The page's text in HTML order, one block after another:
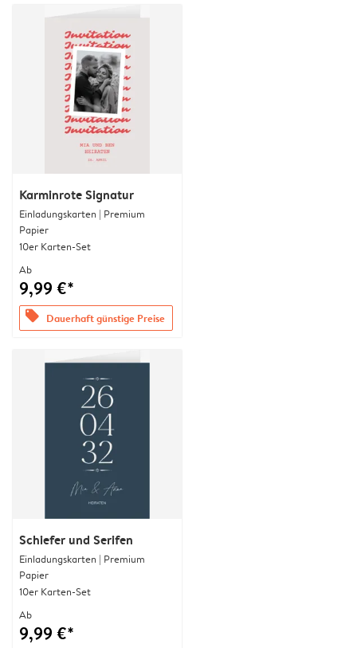
Karminrote Signatur
Einladungskarten | Premium
Papier
10er Karten-Set
Ab
9,99 €*
offers Dauerhaft günstige Preise
Schiefer und Serifen
Einladungskarten | Premium
Papier
10er Karten-Set
Ab
9,99 €*